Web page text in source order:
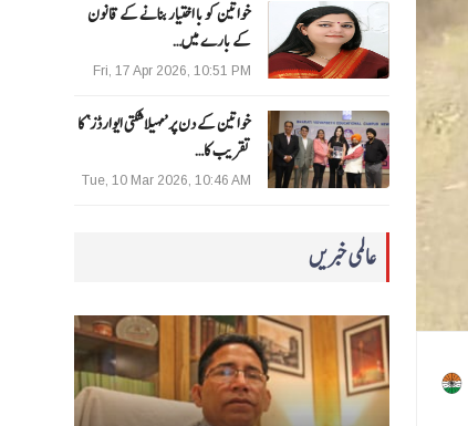
خواتین کو با اختیار بنانے کے قانون
کے بارے میں…
Fri, 17 Apr 2026, 10:51 PM
خواتین کے دن پر ’مہیلا شکتی ایوارڈز‘ کا
تقریب کا…
Tue, 10 Mar 2026, 10:46 AM
عالمی خبریں